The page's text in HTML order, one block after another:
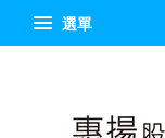
選單